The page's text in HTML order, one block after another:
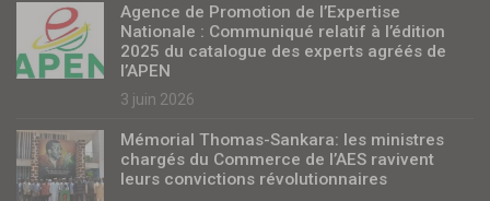
Agence de Promotion de l’Expertise
Nationale : Communiqué relatif à l’édition
2025 du catalogue des experts agréés de
l’APEN
3 juin 2026
Mémorial Thomas-Sankara: les ministres
chargés du Commerce de l’AES ravivent
leurs convictions révolutionnaires